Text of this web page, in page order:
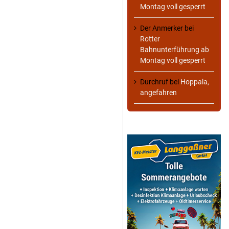
Montag voll gesperrt
Der Anmerker bei
Rotter
Bahnunterführung ab
Montag voll gesperrt
Durchruf bei Hoppala,
angefahren